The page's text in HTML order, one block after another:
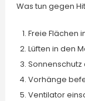
Was tun gegen
Freie Flächen
Lüften in den
Vorhänge
Ventilator